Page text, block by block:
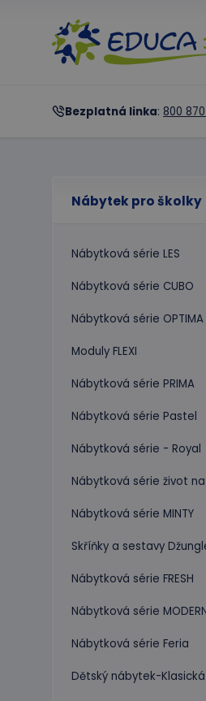
Bezplatná linka: 800
Nábytek pro školky
Nábytková série LES
Nábytková série CUBO
Nábytková série OPTIMA
Moduly FLEXI
Nábytková série PRIMA
Nábytková série Pastel
Nábytková série - Royal
Nábytková série život
Nábytková série MINTY
Skříňky a sestavy
Nábytková série FRESH
Nábytková série
Nábytková série Feria
Dětský nábytek-